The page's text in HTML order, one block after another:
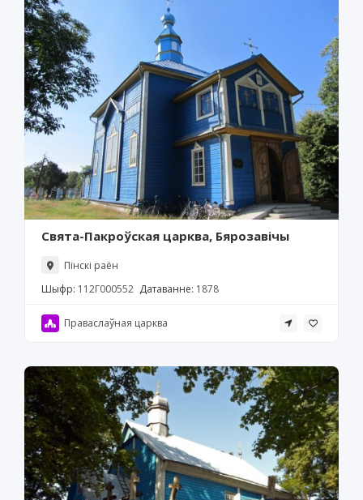
Свята-Пакроўская царква, Бярозавічы
Пінскі раён
Шыфр: 112Г000552 Датаванне: 1878
Праваслаўная царква